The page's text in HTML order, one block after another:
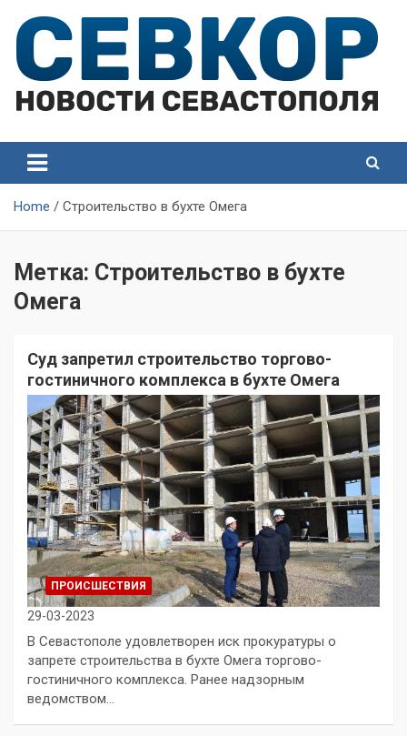
content
Севастополя
Севастополя
Home Строительство в бухте Омега
Метка: Строительство в бухте
Омега
Суд запретил строительство торгово-
гостиничного комплекса в бухте Омега
ПРОИСШЕСТВИЯ
29-03-2023
В Севастополе удовлетворен иск прокуратуры о
запрете строительства в бухте Омега торгово-
гостиничного комплекса. Ранее надзорным
ведомством…